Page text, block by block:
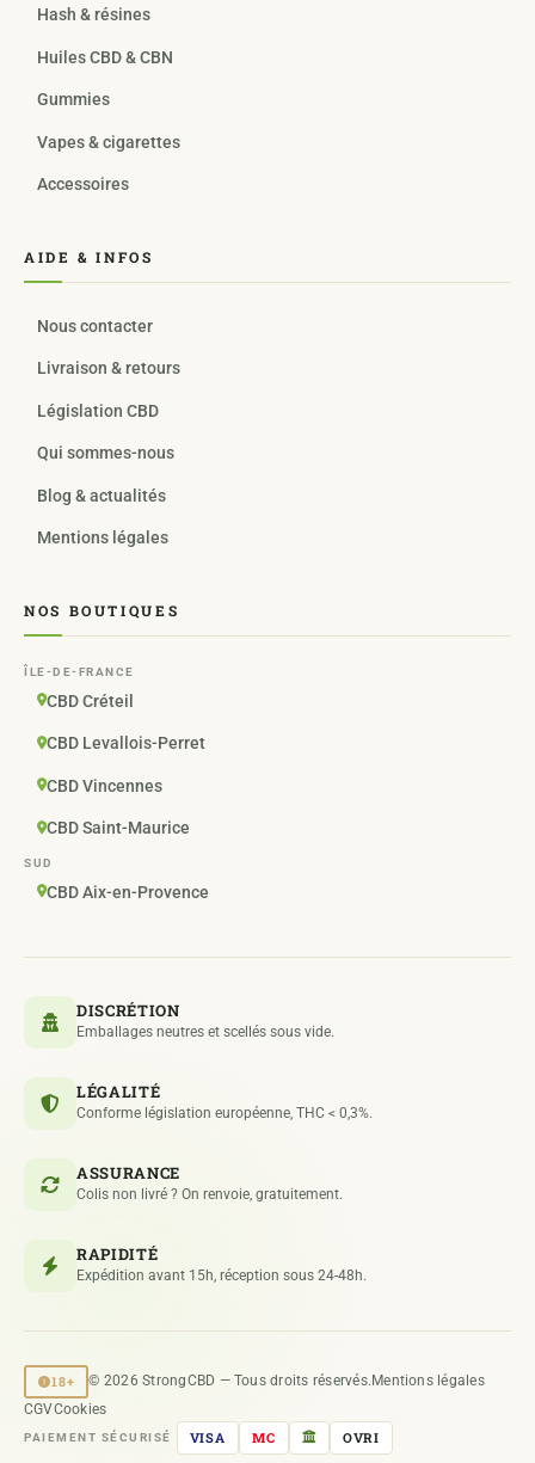
Hash & résines
Huiles CBD & CBN
Gummies
Vapes & cigarettes
Accessoires
AIDE & INFOS
Nous contacter
Livraison & retours
Législation CBD
Qui sommes-nous
Blog & actualités
Mentions légales
NOS BOUTIQUES
ÎLE-DE-FRANCE
CBD Créteil
CBD Levallois-Perret
CBD Vincennes
CBD Saint-Maurice
SUD
CBD Aix-en-Provence
DISCRÉTION
Emballages neutres et scellés sous vide.
LÉGALITÉ
Conforme législation européenne, THC < 0,3%.
ASSURANCE
Colis non livré ? On renvoie, gratuitement.
RAPIDITÉ
Expédition avant 15h, réception sous 24-48h.
18+ © 2026 StrongCBD — Tous droits réservés. Mentions légales
CGVCookies
PAIEMENT SÉCURISÉ VISA MC OVRI